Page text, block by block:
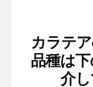
カラテ
品種は
介し